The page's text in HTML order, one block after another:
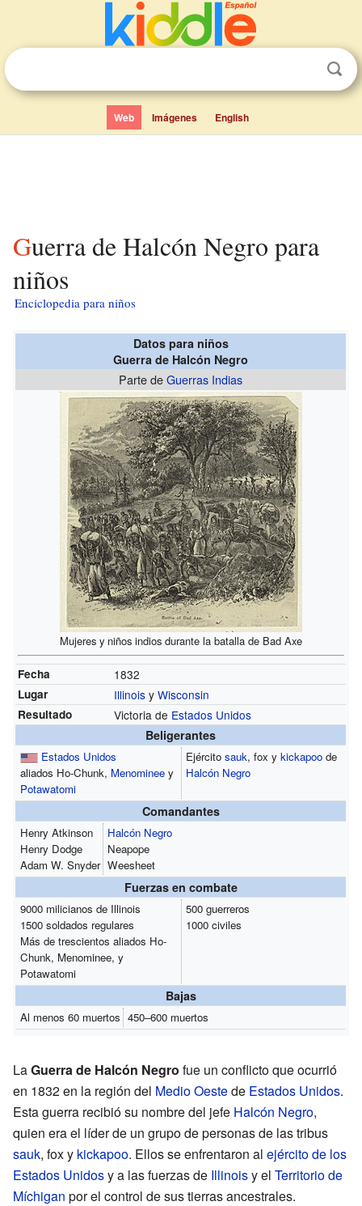
Web Imágenes English
Guerra de Halcón Negro para
niños
Enciclopedia para niños
Datos para niños
Guerra de Halcón Negro
Parte deGuerras Indias
Mujeres y niños indios durante la batalla de Bad Axe
Fecha 1832
Lugar Illinois yWisconsin
Resultado Victoria de Estados Unidos
Beligerantes
Estados Unidos
aliados Ho-Chunk, Menomineey
Potawatomi
Ejércitosauk, fox ykickapoo de
Halcón Negro
Comandantes
Henry Atkinson
Henry Dodge
Adam W. Snyder
Halcón Negro
Neapope
Weesheet
Fuerzas en combate
9000 milicianos de Illinois
1500 soldados regulares
Más de trescientos aliados Ho-
Chunk, Menominee, y
Potawatomi
500 guerreros
1000 civiles
Bajas
Al menos 60 muertos 450–600 muertos
LaGuerra de Halcón Negro fue un conflicto que ocurrió
en 1832 en la región del Medio Oestede Estados Unidos.
Esta guerra recibió su nombre del jefe Halcón Negro,
quien era el líder de un grupo de personas de las tribus
sauk, fox y kickapoo. Ellos se enfrentaron al ejército de los
Estados Unidosy a las fuerzas de Illinoisy el Territorio de
Míchigan por el control de sus tierras ancestrales.